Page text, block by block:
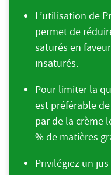
L’utilisation de
permet de
saturés en
insaturés.
Pour limiter la
est préférable
par de la crème
% de matières
Privilégiez un